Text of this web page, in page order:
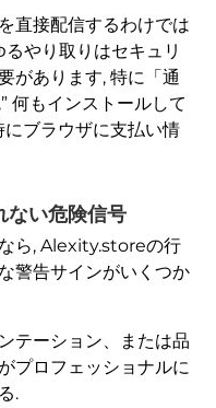
直接配信するわけでは
やり取りはセキュリ
があります, 特に「通
何もインストールして
ブラウザに支払い情
ない危険信号
ら, Alexity.storeの行
警告サインがいくつか
テーション、または品
プロフェッショナルに
.